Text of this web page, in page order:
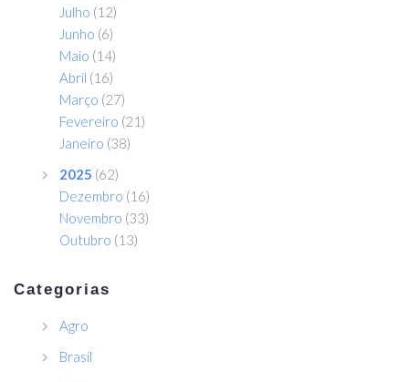
Julho (12)
Junho (6)
Maio (14)
Abril (16)
Março (27)
Fevereiro (21)
Janeiro (38)
2025 (62)
Dezembro (16)
Novembro (33)
Outubro (13)
Categorias
Agro
Brasil